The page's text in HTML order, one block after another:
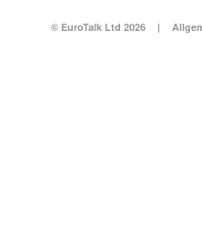
© EuroTalk Ltd 2026 |